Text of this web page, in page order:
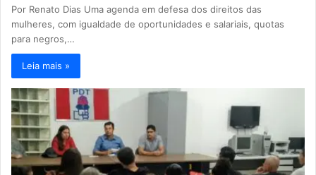
Por Renato Dias Uma agenda em defesa dos direitos das
mulheres, com igualdade de oportunidades e salariais, quotas
para negros,…
Leia mais »